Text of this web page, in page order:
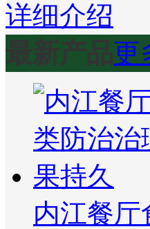
详细介绍
最新产品更
内江餐